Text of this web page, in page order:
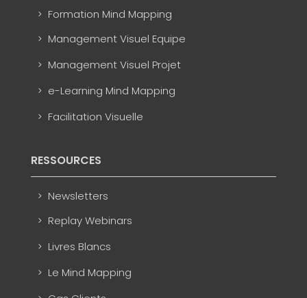
Formation Mind Mapping
Management Visuel Equipe
Management Visuel Projet
e-Learning Mind Mapping
Facilitation Visuelle
RESSOURCES
Newsletters
Replay Webinars
Livres Blancs
Le Mind Mapping